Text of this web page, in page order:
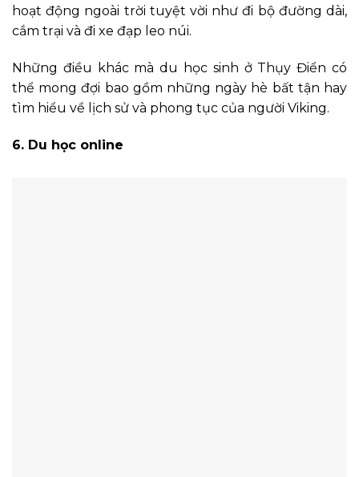
hoạt động ngoài trời tuyệt vời như đi bộ đường dài,
cắm trại và đi xe đạp leo núi.
Những điều khác mà du học sinh ở Thụy Điển có
thể mong đợi bao gồm những ngày hè bất tận hay
tìm hiểu về lịch sử và phong tục của người Viking.
6. Du học online